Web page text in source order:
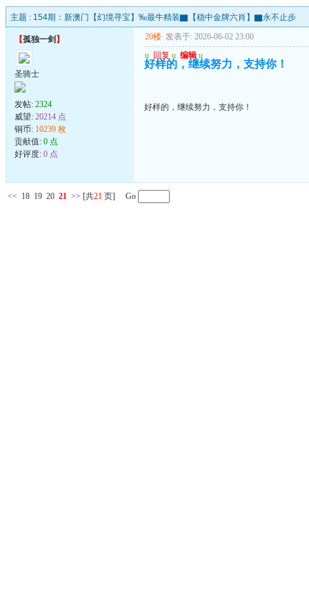
主题 : 154期：新澳门【幻境寻宝】‰最牛精装▇【稳中金牌六肖】▇永不止步
【孤独一剑 】
圣骑士
发帖: 2324
威望: 20214 点
铜币: 10239 枚
贡献值: 0 点
好评度: 0 点
20楼 发表于: 2026-06-02 23:00
u 回复 u 编辑 u
好样的，继续努力，支持你！
好样的，继续努力，支持你！
<< 18 19 20 21 >> [共21 页] Go